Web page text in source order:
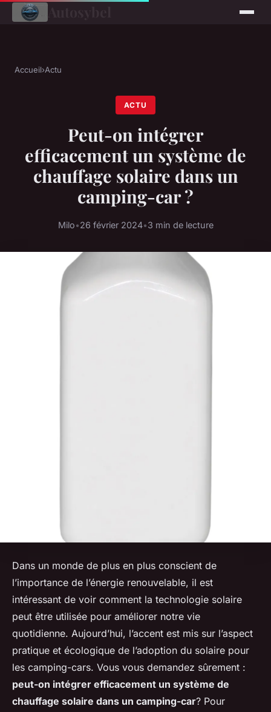
Autosybel
Accueil›Actu
ACTU
Peut-on intégrer
efficacement un système de
chauffage solaire dans un
camping-car ?
Milo•26 février 2024•3 min de lecture
Dans un monde de plus en plus conscient de
l’importance de l’énergie renouvelable, il est
intéressant de voir comment la technologie solaire
peut être utilisée pour améliorer notre vie
quotidienne. Aujourd’hui, l’accent est mis sur l’aspect
pratique et écologique de l’adoption du solaire pour
les camping-cars. Vous vous demandez sûrement :
peut-on intégrer efficacement un système de
chauffage solaire dans un camping-car? Pour